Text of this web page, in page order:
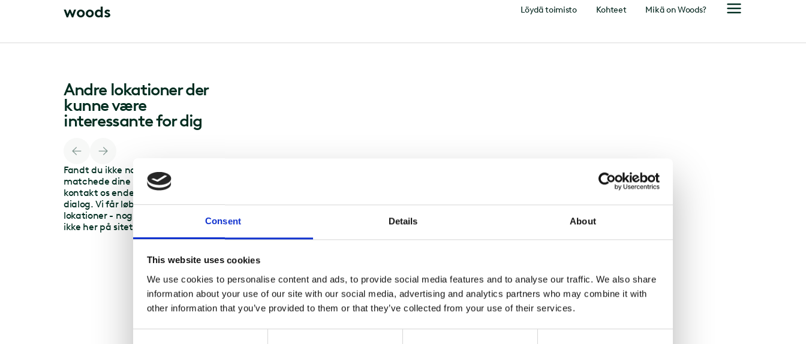
Consent Details About
This website uses cookies
We use cookies to personalise content and ads, to provide social media features and to analyse our traffic. We also share
information about your use of our site with our social media, advertising and analytics partners who may combine it with
other information that you’ve provided to them or that they’ve collected from your use of their services.
woods Löydä toimisto Kohteet Mikä on Woods?
Andre lokationer der
kunne være
interessante for dig
Fandt du ikke noget der
matchede dine behov, så
kontakt os endelig for en
dialog. Vi får løbende nye
lokationer - nogle er måske
ikke her på sitet endnu.